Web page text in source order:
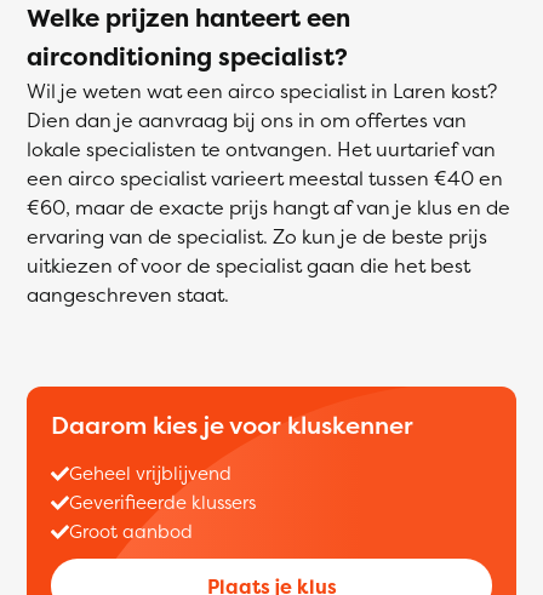
Welke prijzen hanteert een
airconditioning specialist?
Wil je weten wat een airco specialist in Laren kost?
Dien dan je aanvraag bij ons in om offertes van
lokale specialisten te ontvangen. Het uurtarief van
een airco specialist varieert meestal tussen €40 en
€60, maar de exacte prijs hangt af van je klus en de
ervaring van de specialist. Zo kun je de beste prijs
uitkiezen of voor de specialist gaan die het best
aangeschreven staat.
Daarom kies je voor kluskenner
Geheel vrijblijvend
Geverifieerde klussers
Groot aanbod
Plaats je klus